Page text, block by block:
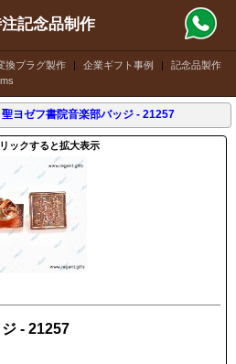
換プラグ製作 | 企業ギフト事例 |
記念品製作
記念品制作
聖ヨゼフ書院音楽部バッジ - 21257
ックすると拡大表示
- 21257